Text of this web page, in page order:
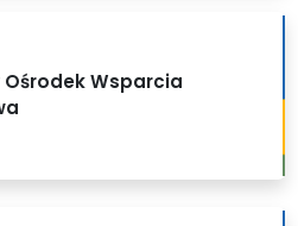
Ośrodek Wsparcia